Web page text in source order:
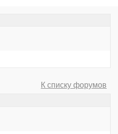
К списку форумов